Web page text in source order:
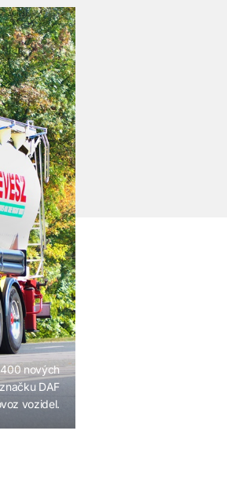
nových
DAF
vozidel.